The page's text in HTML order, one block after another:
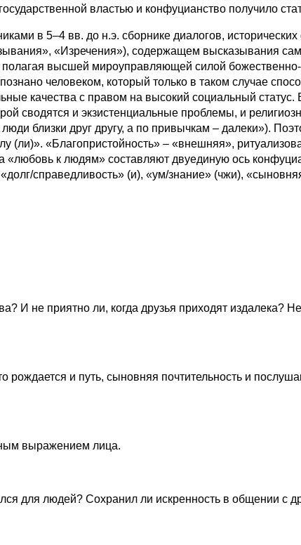
властью и конфуцианство получило
в 5–4 вв. до н.э. сборнике диалогов,
«Изречения»), содержащем высказывания
высшей мироуправляющей силой
человеком, который только в таком случае
качества с правом на высокий социальный статус.
сводятся и экзистенциальные проблемы, и
близки друг другу, а по привычкам – далеки»).
(ли)». «Благопристойность» – «внешняя»,
«любовь к людям» составляют двуединую ось
справедливость» (и), «ум/знание» (чжи),
И не приятно ли, когда друзья приходят издалека?
рождается и путь, сыновняя почтительность и
выражением лица.
для людей? Сохранил ли искренность в общении с